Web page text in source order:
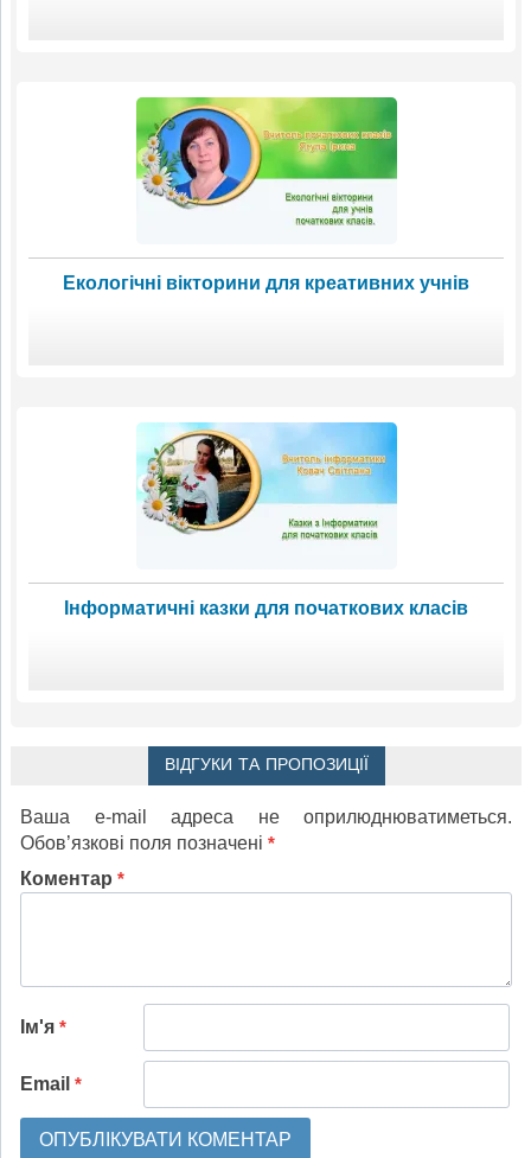
Екологічні вікторини для креативних учнів
Інформатичні казки для початкових класів
ВІДГУКИ ТА ПРОПОЗИЦІЇ
Ваша e-mail адреса не оприлюднюватиметься.
Обов’язкові поля позначені *
Коментар *
Ім'я *
Email *